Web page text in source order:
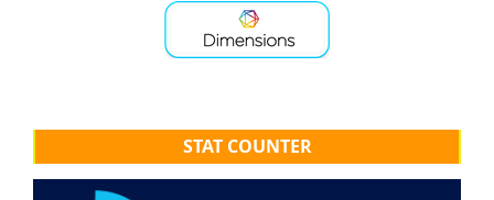
STAT COUNTER